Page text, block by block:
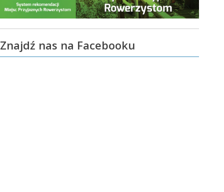
Znajdź nas na Facebooku